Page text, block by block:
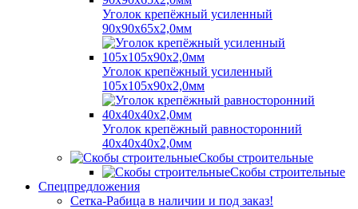
Уголок крепёжный усиленный
90х90х65х2,0мм
Уголок крепёжный усиленный
105х105х90х2,0мм
Уголок крепёжный равносторонний
40х40х40х2,0мм
Скобы строительные
Скобы строительные
Спецпредложения
Сетка-Рабица в наличии и под заказ!